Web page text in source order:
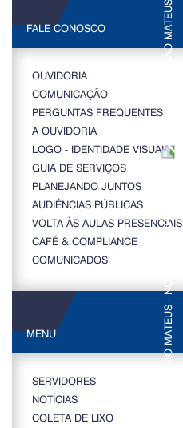
FALE CONOSCO
OUVIDORIA
COMUNICAÇÃO
PERGUNTAS FREQUENTES
A OUVIDORIA
LOGO - IDENTIDADE VISUAL
GUIA DE SERVIÇOS
PLANEJANDO JUNTOS
AUDIÊNCIAS PÚBLICAS
VOLTA ÀS AULAS PRESENCIAIS
CAFÉ & COMPLIANCE
COMUNICADOS
MENU
SERVIDORES
NOTÍCIAS
COLETA DE LIXO